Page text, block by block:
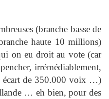
(branche basse de
haute 10 millions)
on eu droit au vote (car
irrémédiablement,
écart de 350.000 voix …)
… eh bien, pour des